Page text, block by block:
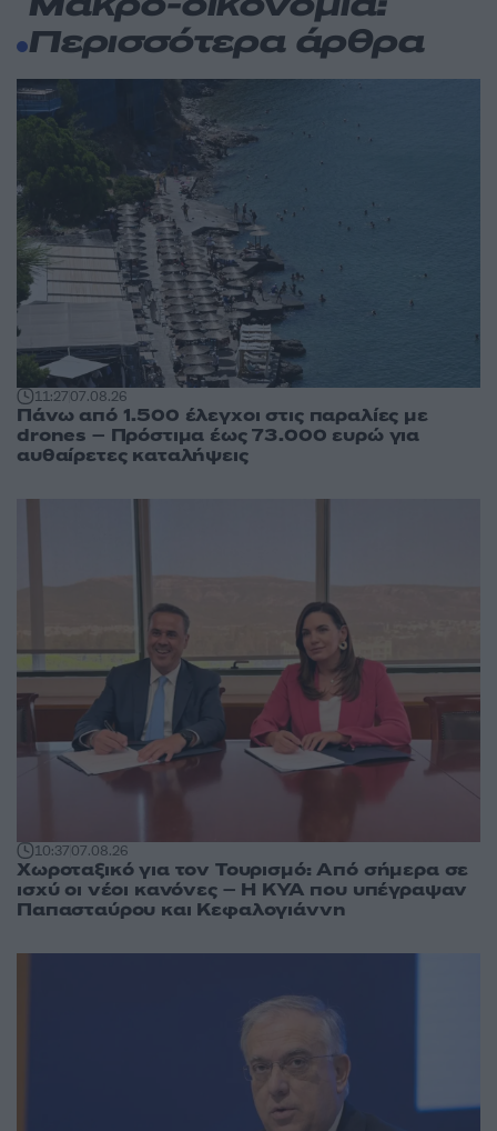
Μακρο-οικονομία:
Περισσότερα άρθρα
11:2707.08.26
Πάνω από 1.500 έλεγχοι στις παραλίες με
drones – Πρόστιμα έως 73.000 ευρώ για
αυθαίρετες καταλήψεις
10:3707.08.26
Χωροταξικό για τον Τουρισμό: Από σήμερα σε
ισχύ οι νέοι κανόνες – Η ΚΥΑ που υπέγραψαν
Παπασταύρου και Κεφαλογιάννη